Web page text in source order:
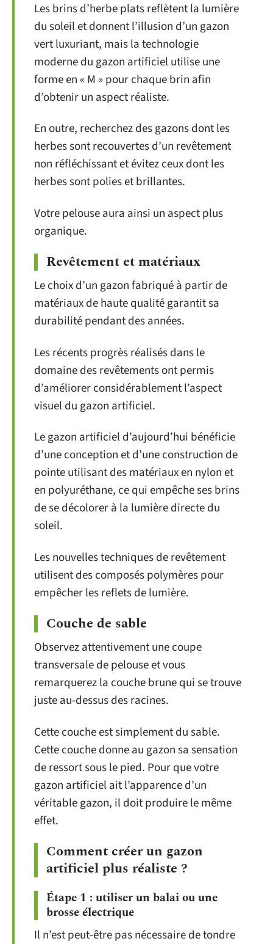
Les brins d’herbe plats reflètent la lumière
du soleil et donnent l’illusion d’un gazon
vert luxuriant, mais la technologie
moderne du gazon artificiel utilise une
forme en « M » pour chaque brin afin
d’obtenir un aspect réaliste.
En outre, recherchez des gazons dont les
herbes sont recouvertes d’un revêtement
non réfléchissant et évitez ceux dont les
herbes sont polies et brillantes.
Votre pelouse aura ainsi un aspect plus
organique.
Revêtement et matériaux
Le choix d’un gazon fabriqué à partir de
matériaux de haute qualité garantit sa
durabilité pendant des années.
Les récents progrès réalisés dans le
domaine des revêtements ont permis
d’améliorer considérablement l’aspect
visuel du gazon artificiel.
Le gazon artificiel d’aujourd’hui bénéficie
d’une conception et d’une construction de
pointe utilisant des matériaux en nylon et
en polyuréthane, ce qui empêche ses brins
de se décolorer à la lumière directe du
soleil.
Les nouvelles techniques de revêtement
utilisent des composés polymères pour
empêcher les reflets de lumière.
Couche de sable
Observez attentivement une coupe
transversale de pelouse et vous
remarquerez la couche brune qui se trouve
juste au-dessus des racines.
Cette couche est simplement du sable.
Cette couche donne au gazon sa sensation
de ressort sous le pied. Pour que votre
gazon artificiel ait l’apparence d’un
véritable gazon, il doit produire le même
effet.
Comment créer un gazon
artificiel plus réaliste ?
Étape 1 : utiliser un balai ou une
brosse électrique
Il n’est peut-être pas nécessaire de tondre